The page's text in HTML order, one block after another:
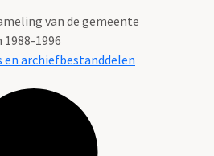
van de gemeente
1996
en archiefbestanddelen